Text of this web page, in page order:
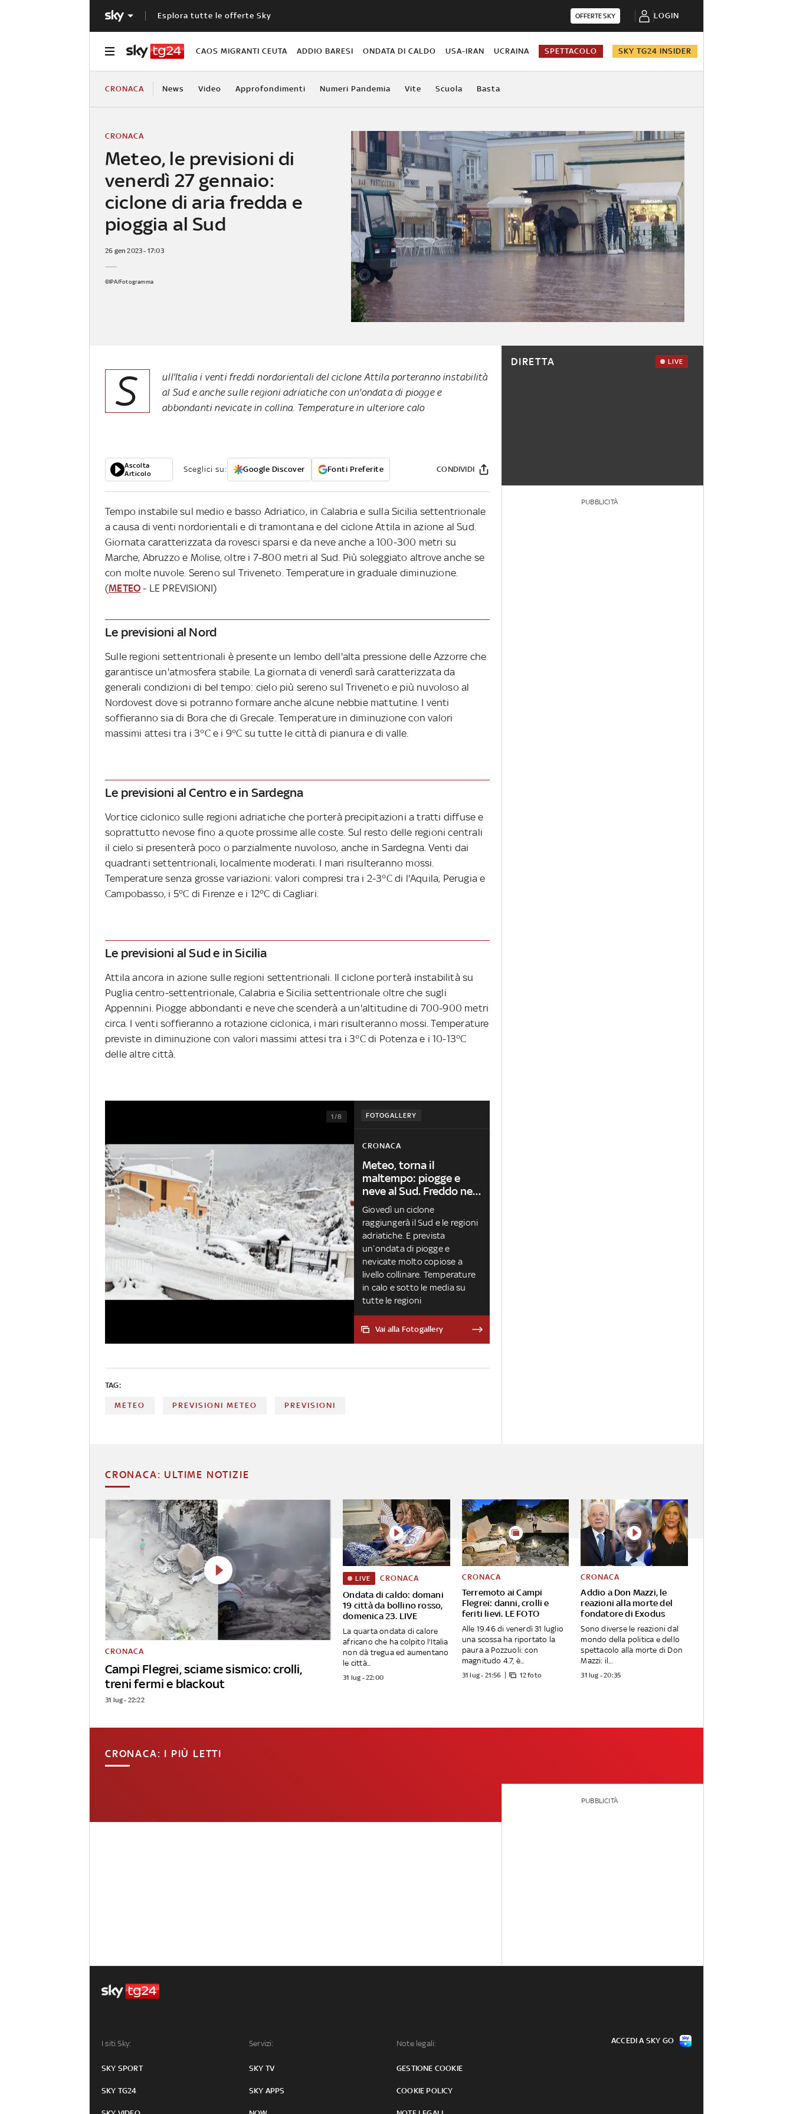
Esplora tutte le offerte Sky OFFERTE SKY LOGIN
CAOS MIGRANTI CEUTA ADDIO BARESI ONDATA DI CALDO USA-IRAN UCRAINA SPETTACOLO SKY TG24 INSIDER
CRONACA News Video Approfondimenti Numeri Pandemia Vite Scuola Basta
Meteo, le previsioni di
venerdì 27 gennaio:
ciclone di aria fredda e
pioggia al Sud
CRONACA
26 gen 2023 - 17:03
©IPA/Fotogramma
S
ull'Italia i venti freddi nordorientali del ciclone Attila porteranno instabilità
al Sud e anche sulle regioni adriatiche con un'ondata di piogge e
abbondanti nevicate in collina. Temperature in ulteriore calo
Ascolta
Articolo
Sceglici su: Google Discover Fonti Preferite CONDIVIDI
Tempo instabile sul medio e basso Adriatico, in Calabria e sulla Sicilia settentrionale
a causa di venti nordorientali e di tramontana e del ciclone Attila in azione al Sud.
Giornata caratterizzata da rovesci sparsi e da neve anche a 100-300 metri su
Marche, Abruzzo e Molise, oltre i 7-800 metri al Sud. Più soleggiato altrove anche se
con molte nuvole. Sereno sul Triveneto. Temperature in graduale diminuzione.
(METEO - LE PREVISIONI)
Le previsioni al Nord
Sulle regioni settentrionali è presente un lembo dell'alta pressione delle Azzorre che
garantisce un'atmosfera stabile. La giornata di venerdì sarà caratterizzata da
generali condizioni di bel tempo: cielo più sereno sul Triveneto e più nuvoloso al
Nordovest dove si potranno formare anche alcune nebbie mattutine. I venti
soffieranno sia di Bora che di Grecale. Temperature in diminuzione con valori
massimi attesi tra i 3°C e i 9°C su tutte le città di pianura e di valle.
Le previsioni al Centro e in Sardegna
Vortice ciclonico sulle regioni adriatiche che porterà precipitazioni a tratti diffuse e
soprattutto nevose fino a quote prossime alle coste. Sul resto delle regioni centrali
il cielo si presenterà poco o parzialmente nuvoloso, anche in Sardegna. Venti dai
quadranti settentrionali, localmente moderati. I mari risulteranno mossi.
Temperature senza grosse variazioni: valori compresi tra i 2-3°C di l'Aquila, Perugia e
Campobasso, i 5°C di Firenze e i 12°C di Cagliari.
Le previsioni al Sud e in Sicilia
Attila ancora in azione sulle regioni settentrionali. Il ciclone porterà instabilità su
Puglia centro-settentrionale, Calabria e Sicilia settentrionale oltre che sugli
Appennini. Piogge abbondanti e neve che scenderà a un'altitudine di 700-900 metri
circa. I venti soffieranno a rotazione ciclonica, i mari risulteranno mossi. Temperature
previste in diminuzione con valori massimi attesi tra i 3°C di Potenza e i 10-13°C
delle altre città.
FOTOGALLERY
1/8
CRONACA
Meteo, torna il
maltempo: piogge e
neve al Sud. Freddo nel
weekend
Giovedì un ciclone
raggiungerà il Sud e le regioni
adriatiche. E prevista
un’ondata di piogge e
nevicate molto copiose a
livello collinare. Temperature
in calo e sotto le media su
tutte le regioni
Vai alla Fotogallery
TAG:
METEO PREVISIONI METEO PREVISIONI
DIRETTA LIVE
PUBBLICITÀ
CRONACA: ULTIME NOTIZIE
Campi Flegrei, sciame sismico: crolli,
treni fermi e blackout
CRONACA
31 lug - 22:22
Ondata di caldo: domani
19 città da bollino rosso,
domenica 23. LIVE
LIVE CRONACA
La quarta ondata di calore
africano che ha colpito l'Italia
non dà tregua ed aumentano
le città...
31 lug - 22:00
Terremoto ai Campi
Flegrei: danni, crolli e
feriti lievi. LE FOTO
CRONACA
Alle 19.46 di venerdì 31 luglio
una scossa ha riportato la
paura a Pozzuoli: con
magnitudo 4.7, è...
31 lug - 21:56 12 foto
Addio a Don Mazzi, le
reazioni alla morte del
fondatore di Exodus
CRONACA
Sono diverse le reazioni dal
mondo della politica e dello
spettacolo alla morte di Don
Mazzi: il...
31 lug - 20:35
CRONACA: I PIÙ LETTI
PUBBLICITÀ
I siti Sky:
SKY SPORT
SKY TG24
Servizi:
SKY TV
SKY APPS
Note legali:
GESTIONE COOKIE
COOKIE POLICY
ACCEDI A SKY GO